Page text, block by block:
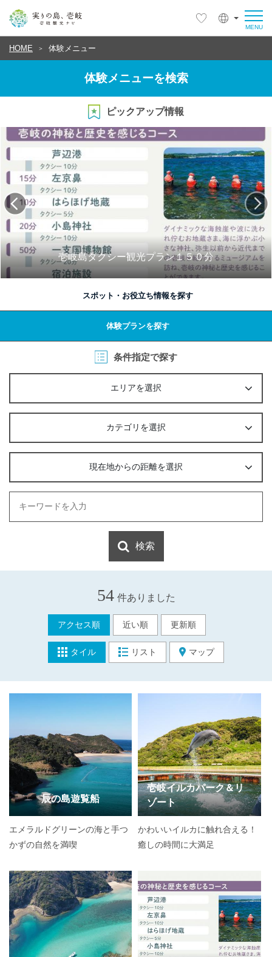
HOME 体験メニュー
体験メニューを検索
ピックアップ情報
壱岐島タクシー観光プラン１５０分
スポット・お役立ち情報を探す
体験プランを探す
条件指定で探す
エリアを選択
カテゴリを選択
現在地からの距離を選択
検索
54 件ありました
アクセス順 近い順 更新順
タイル リスト マップ
辰の島遊覧船
エメラルドグリーンの海と手つ
かずの自然を満喫
壱岐イルカパーク＆リ
ゾート
かわいいイルカに触れ合える！
癒しの時間に大満足